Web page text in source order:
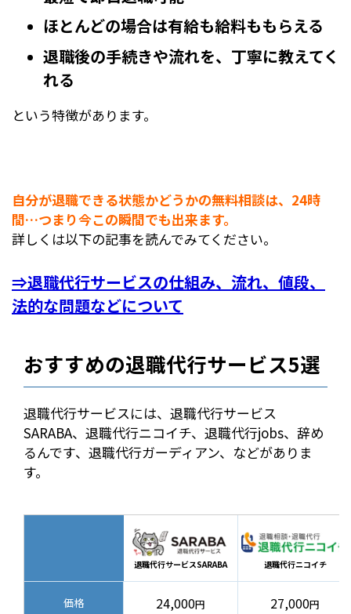
ほとんどの場合は有給も給料ももらえる
退職後の手続きや流れを、丁寧に教えてく
れる
という特徴があります。
自分が退職できる状態かどうかの無料相談は、24時
間…つまり今この瞬間でも出来ます。
詳しくは以下の記事を読んでみてください。
⇒退職代行サービスの仕組み、流れ、値段、
法的な問題などについて
おすすめの退職代行サービス5選
退職代行サービスには、退職代行サービス
SARABA、退職代行ニコイチ、退職代行jobs、辞め
るんです、退職代行ガーディアン、などがありま
す。
退職代行サービスSARABA 退職代行ニコイチ
価格 24,000円 27,000円